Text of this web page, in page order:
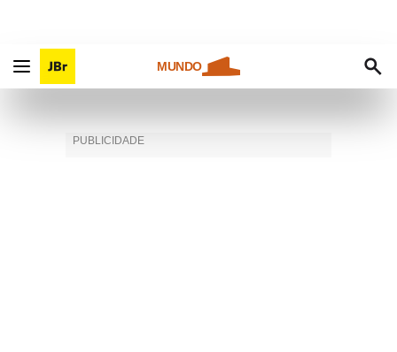
MUNDO